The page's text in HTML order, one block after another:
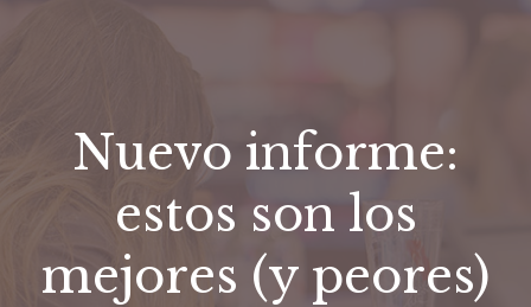
Nuevo informe:
estos son los
mejores (y peores)